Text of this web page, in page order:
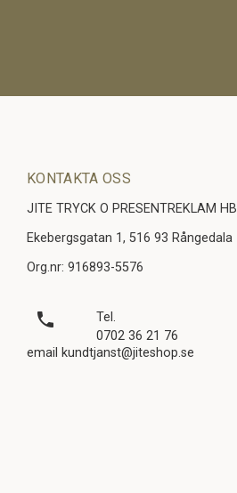
KONTAKTA OSS
JITE TRYCK O PRESENTREKLAM HB
Ekebergsgatan 1, 516 93 Rångedala
Org.nr: 916893-5576
local_phone
Tel.
0702 36 21 76
email kundtjanst@jiteshop.se